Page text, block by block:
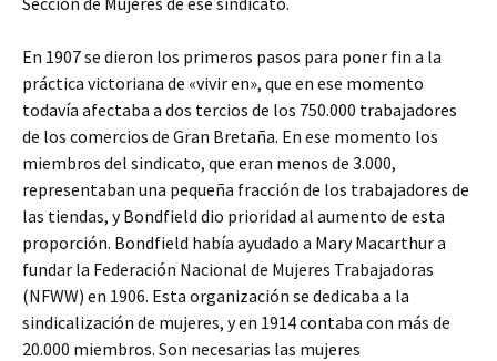
En 1907 se dieron los primeros pasos para poner fin a la
práctica victoriana de «vivir en», que en ese momento
todavía afectaba a dos tercios de los 750.000 trabajadores
de los comercios de Gran Bretaña. En ese momento los
miembros del sindicato, que eran menos de 3.000,
representaban una pequeña fracción de los trabajadores de
las tiendas, y Bondfield dio prioridad al aumento de esta
proporción. Bondfield había ayudado a Mary Macarthur a
fundar la Federación Nacional de Mujeres Trabajadoras
(NFWW) en 1906. Esta organización se dedicaba a la
sindicalización de mujeres, y en 1914 contaba con más de
20.000 miembros. Son necesarias las mujeres